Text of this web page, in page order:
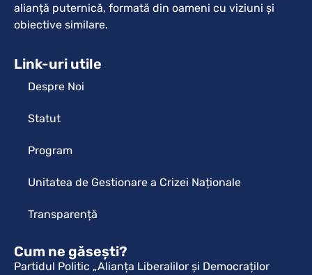
alianță puternică, formată din oameni cu viziuni și
obiective similare.
Link-uri utile
Despre Noi
Statut
Program
Unitatea de Gestionare a Crizei Naționale
Transparență
Cum ne găsești?
Partidul Politic „Alianța Liberalilor și Democraților